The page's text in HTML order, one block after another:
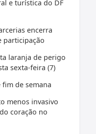
e turística do DF
encerra
participação
laranja de perigo
sexta-feira (7)
de semana
menos invasivo
coração no